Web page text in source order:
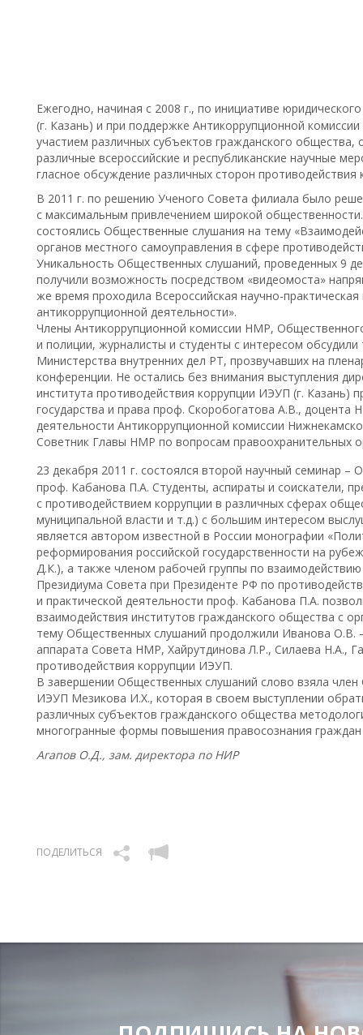
Ежегодно, начиная с 2008 г., по инициативе
(г. Казань) и при поддержке Антикоррупционной
участием различных субъектов гражданского общества,
различные всероссийские и республиканские научные
гласное обсуждение различных сторон противодействия
В 2011 г. по решению Ученого Совета филиала было
с максимальным привлечением широкой
состоялись Общественные слушания на тему
органов местного самоуправления в сфере
Уникальность Общественных слушаний, проведенных 9
получили возможность посредством «видеомоста»
же время проходила Всероссийская научно-
антикоррупционной деятельности».
Члены Антикоррупционной комиссии НМР,
и полиции, журналисты и студенты с интересом
Министерства внутренних дел РТ, прозвучавших на
конференции. Не остались без внимания выступления
института противодействия коррупции ИЭУП (г. Казань)
государства и права проф. Скоробогатова А.В.,
деятельности Антикоррупционной комиссии
Советник Главы НМР по вопросам правоохранительных
23 декабря 2011 г. состоялся второй научный семинар
проф. Кабанова П.А. Студенты, аспираты и соискатели,
с противодействием коррупции в различных сферах
муниципальной власти и т.д.) с большим интересом
является автором известной в России монографии
реформирования российской государственности на
Д.К.), а также членом рабочей группы по
Президиума Совета при Президенте РФ по
и практической деятельности проф. Кабанова П.А.
взаимодействия институтов гражданского общества с
тему Общественных слушаний продолжили Иванова О.В.
аппарата Совета НМР, Хайрутдинова Л.Р., Силаева Н.А.,
противодействия коррупции ИЭУП.
В завершении Общественных слушаний слово взяла
ИЭУП Мезикова И.Х., которая в своем выступлении
различных субъектов гражданского общества
многогранные формы повышения правосознания
Агапов О.Д., зам. директора по НИР
ПОДЕЛИТЬСЯ